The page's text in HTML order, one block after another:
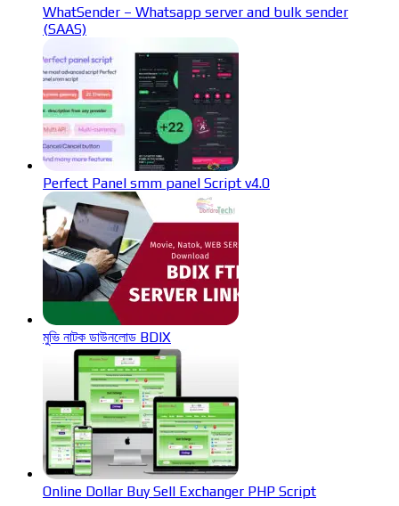
WhatSender – Whatsapp server and bulk sender
(SAAS)
Perfect Panel smm panel Script v4.0
মুভি নাটক ডাউনলোড BDIX
Online Dollar Buy Sell Exchanger PHP Script